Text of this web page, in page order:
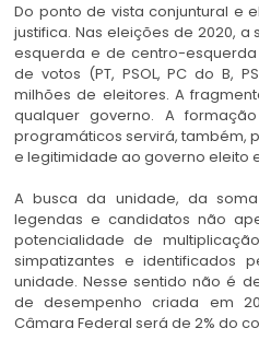
Do ponto de vista conjuntural e
justifica. Nas eleições de 2020,
esquerda e de centro-
de votos (PT, PSOL, PC do B,
milhões de eleitores. A
qualquer governo. A
programáticos servirá, também,
e legitimidade ao governo eleito
A busca da unidade, da
legendas e candidatos não
potencialidade de
simpatizantes e identificados
unidade. Nesse sentido não é
de desempenho criada em
Câmara Federal será de 2% do